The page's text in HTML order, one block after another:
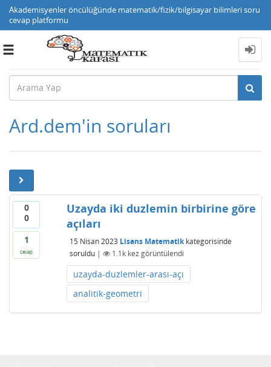
Akademisyenler öncülüğünde matematik/fizik/bilgisayar bilimleri soru
cevap platformu
Toggle
Ard.dem'in soruları
0
0
1
cevap
Uzayda iki duzlemin birbirine göre
açıları
15 Nisan 2023 Lisans Matematikkategorisinde
soruldu | 1.1kkez görüntülendi
uzayda-duzlemler-arası-açı
analitik-geometri